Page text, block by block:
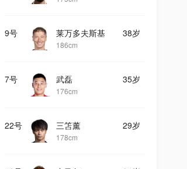
9号 38岁
莱万多夫斯基
186cm
7号 35岁
武磊
176cm
22号 29岁
三笘薰
178cm